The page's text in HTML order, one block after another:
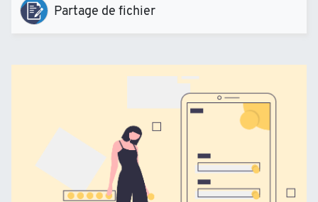
Partage de fichier